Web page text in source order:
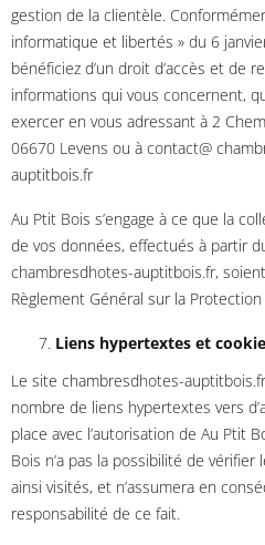
gestion de la clientèle.
informatique et libertés » du 6
bénéficiez d’un droit d’accès et de
informations qui vous concernent,
exercer en vous adressant à 2
06670 Levens ou à contact@
auptitbois.fr
Au Ptit Bois s’engage à ce que la
de vos données, effectués à partir
chambresdhotes-auptitbois.fr,
Règlement Général sur la
Liens hypertextes et
Le site chambresdhotes-
nombre de liens hypertextes vers
place avec l’autorisation de Au Ptit
Bois n’a pas la possibilité de
ainsi visités, et n’assumera en
responsabilité de ce fait.